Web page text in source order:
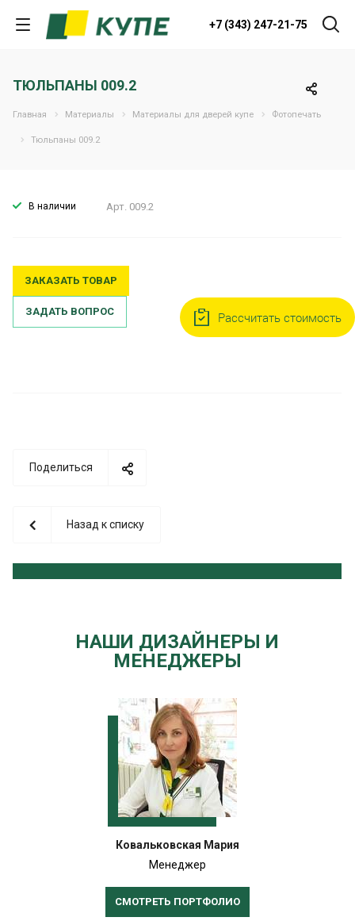
+7 (343) 247-21-75
ТЮЛЬПАНЫ 009.2
Главная Материалы Материалы для дверей купе Фотопечать
Тюльпаны 009.2
В наличии Арт. 009.2
ЗАКАЗАТЬ ТОВАР
ЗАДАТЬ ВОПРОС
Поделиться
Назад к списку
НАШИ ДИЗАЙНЕРЫ И
МЕНЕДЖЕРЫ
Ковальковская Мария
Менеджер
СМОТРЕТЬ ПОРТФОЛИО
Рассчитать стоимость